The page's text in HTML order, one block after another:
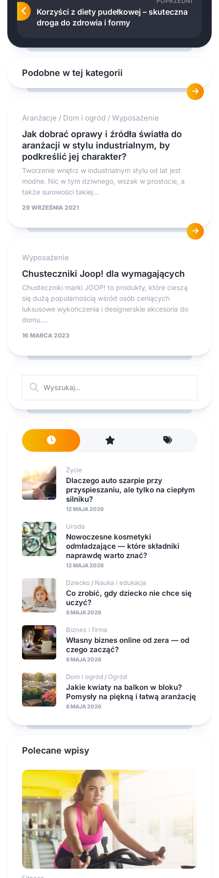
Korzyści z diety pudełkowej – skuteczna
droga do zdrowia i formy
Podobne w tej kategorii
Aranżacje / Dom i ogród / Wyposażenie
Jak dobrać oprawy i źródła światła do
aranżacji w stylu industrialnym, by
podkreślić jej charakter?
Tworzenie wnętrz w industrialnym stylu od lat jest
modne. Nic w tym dziwnego, wszak w prostocie, a
także surowości takiej...
29 WRZEŚNIA 2021
Wyposażenie
Chusteczniki Joop! dla wymagających
Chusteczniki marki JOOP! to produkty, które cieszą
się dużą popularnością wśród osób ceniących
luksusowe wykończenia i designerskie akcesoria do
domu....
16 MARCA 2023
Życie
Dlaczego auto szarpie przy
przyspieszaniu, ale tylko na ciepłym
silniku?
12 MAJA 2026
Uroda
Nowoczesne kosmetyki
odmładzające — które składniki
naprawdę warto znać?
12 MAJA 2026
Dziecko / Nauka i edukacja
Co zrobić, gdy dziecko nie chce się
uczyć?
8 MAJA 2026
Biznes i firma
Własny biznes online od zera — od
czego zacząć?
8 MAJA 2026
Dom i ogród / Ogród
Jakie kwiaty na balkon w bloku?
Pomysły na piękną i łatwą aranżację
8 MAJA 2026
Polecane wpisy